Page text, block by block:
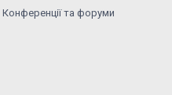
Конференції та форуми